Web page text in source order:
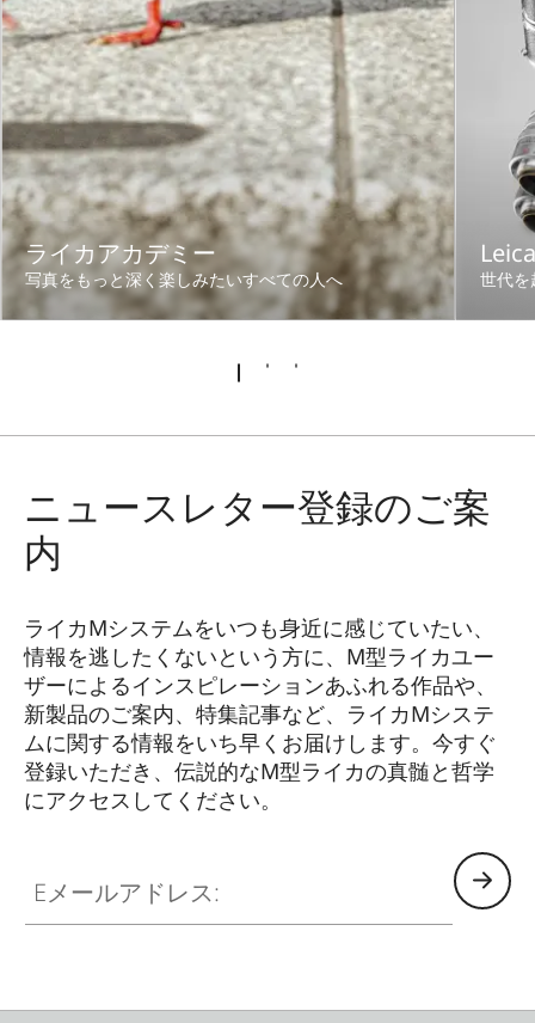
ライカアカデミー
写真をもっと深く楽しみたいすべての人へ 世代を
ニュースレター登録のご案
内
ライカMシステムをいつも身近に感じていたい、
情報を逃したくないという方に、M型ライカユー
ザーによるインスピレーションあふれる作品や、
新製品のご案内、特集記事など、ライカMシステ
ムに関する情報をいち早くお届けします。今すぐ
登録いただき、伝説的なM型ライカの真髄と哲学
にアクセスしてください。